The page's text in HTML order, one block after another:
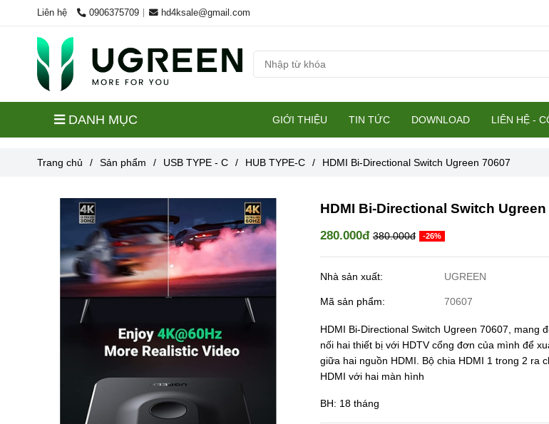
Liên hệ 0906375709 hd4ksale@gmail.com
DANH MỤC GIỚI THIỆU TIN TỨC DOWNLOAD LIÊN HỆ -
Trang chủ / Sản phẩm / USB TYPE - C / HUB TYPE-C / HDMI Bi-Directional Switch Ugreen 70607
HDMI Bi-Directional Switch Ugreen
280.000đ 380.000đ -26%
Nhà sản xuất: UGREEN
Mã sản phẩm: 70607
HDMI Bi-Directional Switch Ugreen 70607, mang
nối hai thiết bị với HDTV cổng đơn của mình để
giữa hai nguồn HDMI. Bộ chia HDMI 1 trong 2 ra
HDMI với hai màn hình
BH: 18 tháng